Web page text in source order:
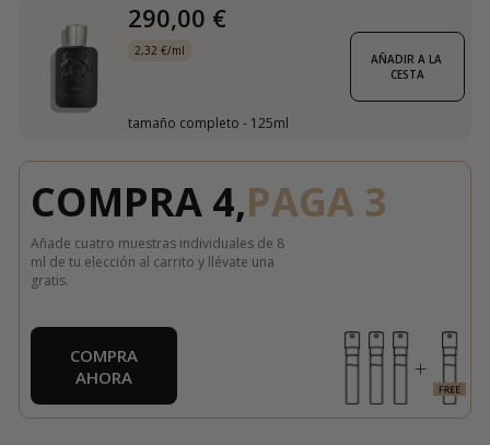
290,00 €
2,32 €/ml
tamaño completo - 125ml
AÑADIR A LA
CESTA
COMPRA 4,PAGA 3
Añade cuatro muestras individuales de 8
ml de tu elección al carrito y llévate una
gratis.
COMPRA
AHORA